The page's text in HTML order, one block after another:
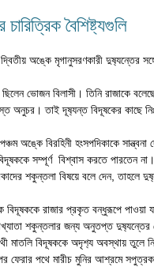
বৈশিষ্ট‍্যগুলি
অঙ্কে মৃগানুসরণকারী দুষ‍্যন্তের
ভোজন বিলাসী। তিনি রাজাকে
অনুচর। তাই দূষ‍্যন্ত বিদূষকের কাছে
অঙ্কে বিরহিনী হংসপদিকাকে
সম্পূর্ণ বিশ্বাস করতে পারতেন
শকুন্তলা বিষয়ে বলে দেন, তাহলে
বিদূষককে রাজার প্রকৃত বন্ধুরূপে পাওয়া
শকুন্তলার জন্য অনুতপ্ত
মাতলি বিদূষককে অদৃশ‍্য অবস্থায় তুলে
ফেরার পথে মারীচ মুনির আশ্রমে